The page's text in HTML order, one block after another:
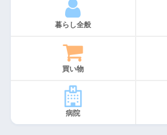
暮らし全般
買い物
病院